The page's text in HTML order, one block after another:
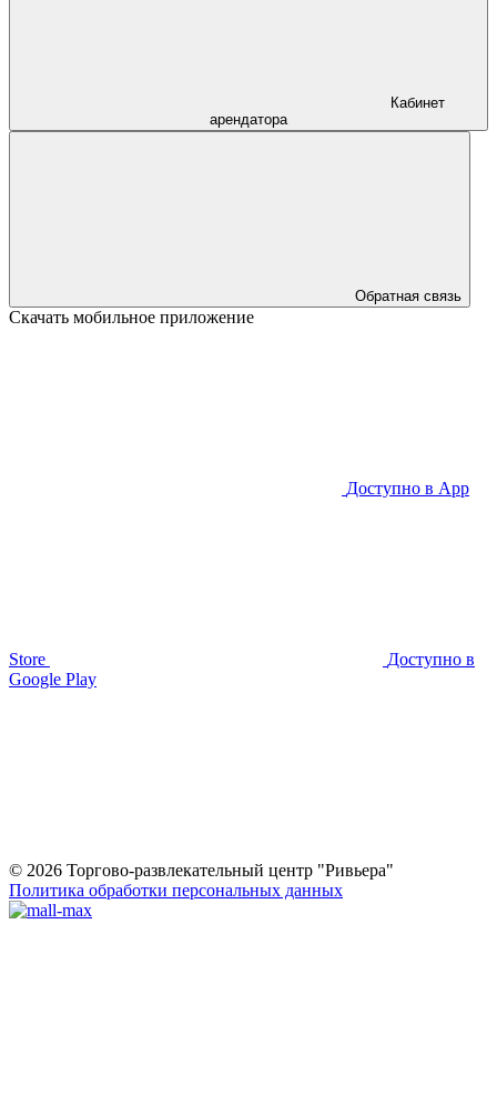
Кабинет
арендатора
Обратная связь
Скачать мобильное приложение
Доступно в App
Store
Доступно в
Google Play
© 2026 Торгово-развлекательный центр "Ривьера"
Политика обработки персональных данных